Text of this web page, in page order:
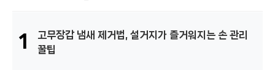
1
고무장갑 냄새 제거법, 설거지가 즐거워지는 손 관리
꿀팁